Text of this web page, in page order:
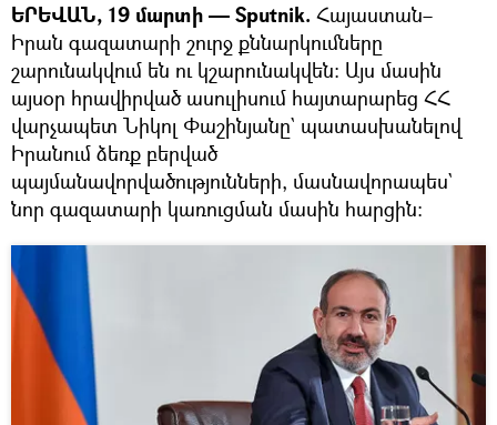
ԵՐԵՎԱՆ, 19 մարտի — Sputnik. Հայաստան–
Իրան գազատարի շուրջ քննարկումները
շարունակվում են ու կշարունակվեն։ Այս մասին
այսօր հրավիրված ասուլիսում հայտարարեց ՀՀ
վարչապետ Նիկոլ Փաշինյանը` պատասխանելով
Իրանում ձեռք բերված
պայմանավորվածությունների, մասնավորապես`
նոր գազատարի կառուցման մասին հարցին։